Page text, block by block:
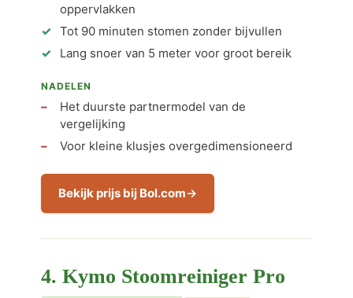
oppervlakken
Tot 90 minuten stomen zonder bijvullen
Lang snoer van 5 meter voor groot bereik
NADELEN
Het duurste partnermodel van de
vergelijking
Voor kleine klusjes overgedimensioneerd
Bekijk prijs bij Bol.com
4. Kymo Stoomreiniger Pro